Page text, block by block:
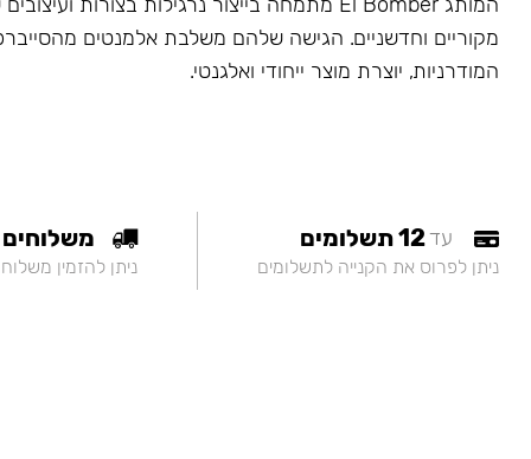
מקוריים וחדשניים. הגישה שלהם משלבת אלמנטים
המודרניות, יוצרת מוצר ייחודי ואלגנטי.
עד12 תשלומים
ניתן לפרוס את הקנייה לתשלומים
משלוחים
ניתן להזמין